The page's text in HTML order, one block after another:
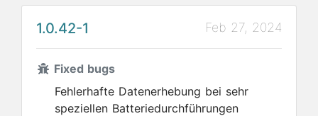
1.0.42-1 Feb 27, 2024
Fixed bugs
Fehlerhafte Datenerhebung bei sehr
speziellen Batteriedurchführungen